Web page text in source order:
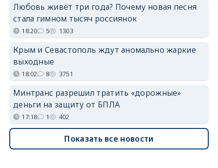
Любовь живёт три года? Почему новая песня
стала гимном тысяч россиянок
18:20 5 1303
Крым и Севастополь ждут аномально жаркие
выходные
18:02 8 3751
Минтранс разрешил тратить «дорожные»
деньги на защиту от БПЛА
17:18 1 402
Показать все новости